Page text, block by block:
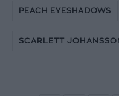
PEACH EYESHADOWS
SCARLETT